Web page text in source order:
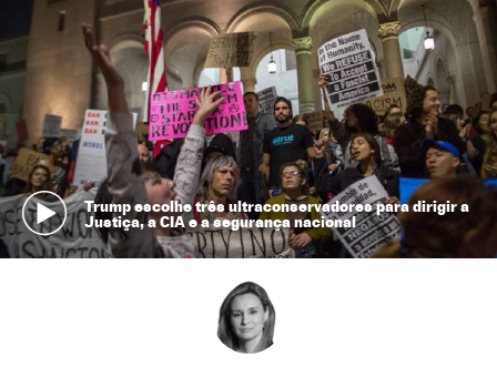
Trump escolhe três ultraconservadores para dirigir a
Justiça, a CIA e a segurança nacional